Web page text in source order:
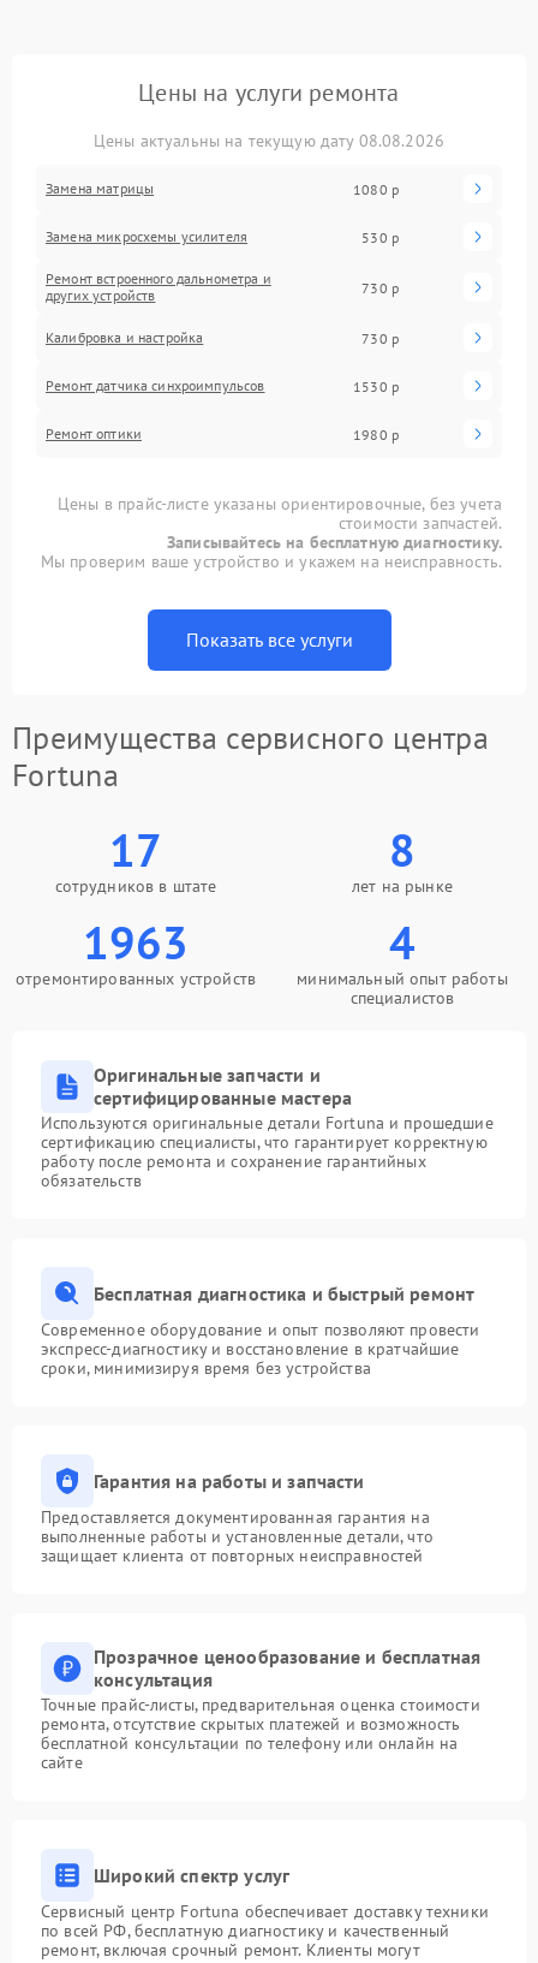
Цены на услуги ремонта
Цены актуальны на текущую дату 08.08.2026
Замена матрицы 1080 р
Замена микросхемы усилителя 530 р
Ремонт встроенного дальнометра и
других устройств
730 р
Калибровка и настройка 730 р
Ремонт датчика синхроимпульсов 1530 р
Ремонт оптики 1980 р
Цены в прайс-листе указаны ориентировочные, без учета
стоимости запчастей.
Записывайтесь на бесплатную диагностику.
Мы проверим ваше устройство и укажем на неисправность.
Показать все услуги
Преимущества сервисного центра
Fortuna
17
сотрудников в штате
8
лет на рынке
1963
отремонтированных устройств
4
минимальный опыт работы
специалистов
Оригинальные запчасти и
сертифицированные мастера
Используются оригинальные детали Fortuna и прошедшие
сертификацию специалисты, что гарантирует корректную
работу после ремонта и сохранение гарантийных
обязательств
Бесплатная диагностика и быстрый ремонт
Современное оборудование и опыт позволяют провести
экспресс-диагностику и восстановление в кратчайшие
сроки, минимизируя время без устройства
Гарантия на работы и запчасти
Предоставляется документированная гарантия на
выполненные работы и установленные детали, что
защищает клиента от повторных неисправностей
Прозрачное ценообразование и бесплатная
консультация
Точные прайс-листы, предварительная оценка стоимости
ремонта, отсутствие скрытых платежей и возможность
бесплатной консультации по телефону или онлайн на
сайте
Широкий спектр услуг
Сервисный центр Fortuna обеспечивает доставку техники
по всей РФ, бесплатную диагностику и качественный
ремонт, включая срочный ремонт. Клиенты могут